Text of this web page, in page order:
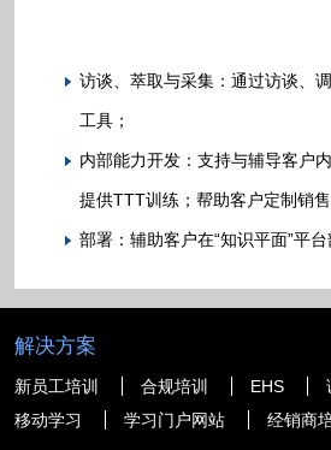
访谈、萃取与采集：通过访谈、
工具；
内部能力开发：支持与辅导客户
提供TTT训练；帮助客户定制销
部署：辅助客户在“知识平面”平
解决方案
新员工培训 合规培训 EHS
移动学习
学习门户网站 经销商